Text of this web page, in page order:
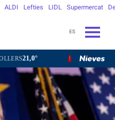
ALDI Lefties LIDL Supermercat
ES
BARCELONA24,3°GIRONA